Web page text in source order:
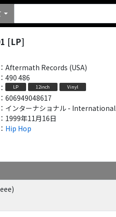
[LP]
： Aftermath Records (USA)
： 490 486
： LP 12inch Vinyl
： 606949048617
： インターナショナル - International
： 1999年11月16日
： Hip Hop